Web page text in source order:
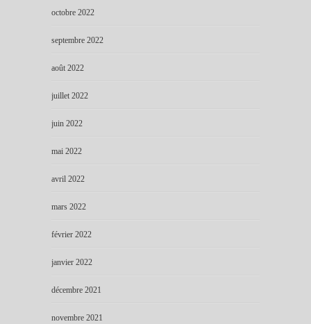
octobre 2022
septembre 2022
août 2022
juillet 2022
juin 2022
mai 2022
avril 2022
mars 2022
février 2022
janvier 2022
décembre 2021
novembre 2021